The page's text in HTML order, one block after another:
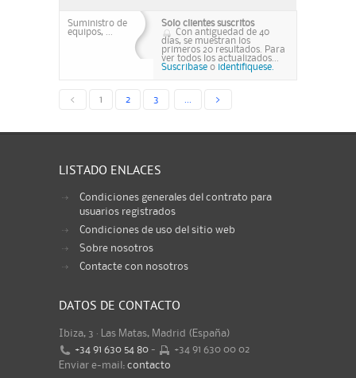
Suministro de
equipos, ...
Solo clientes suscritos
Con antiguedad de 40
días, se muestran los
primeros 20 resultados. Para
ver todos los actualizados...
Suscribase o identifiquese.
< 1 2 3 >
LISTADO ENLACES
Condiciones generales del contrato para
usuarios registrados
Condiciones de uso del sitio web
Sobre nosotros
Contacte con nosotros
DATOS DE CONTACTO
Ibiza, 3 · Las Matas, Madrid (España)
+34 91 630 54 80 -
+34 91 630 00 02
Enviar e-mail: contacto